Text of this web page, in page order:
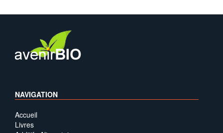
NAVIGATION
Accueil
Livres